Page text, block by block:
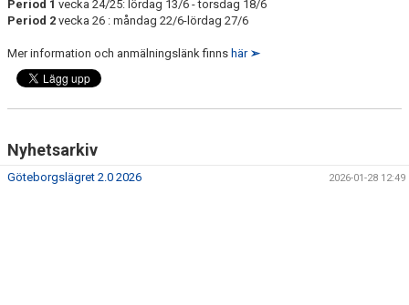
Period 1 vecka 24/25: lördag 13/6 - torsdag 18/6
Period 2 vecka 26 : måndag 22/6-lördag 27/6
Mer information och anmälningslänk finns här ➢
Nyhetsarkiv
Göteborgslägret 2.0 2026 2026-01-28 12:49